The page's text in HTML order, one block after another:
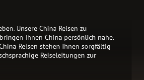
Unsere China Reisen zu
Ihnen China persönlich nahe.
Reisen stehen Ihnen sorgfältig
Reiseleitungen zur